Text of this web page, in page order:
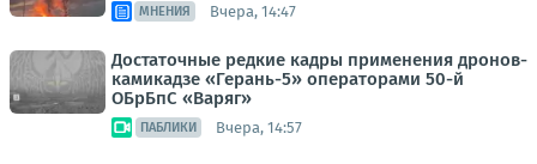
МНЕНИЯ Вчера, 14:47
Достаточные редкие кадры применения дронов-
камикадзе «Герань-5» операторами 50-й
ОБрБпС «Варяг»
ПАБЛИКИ Вчера, 14:57